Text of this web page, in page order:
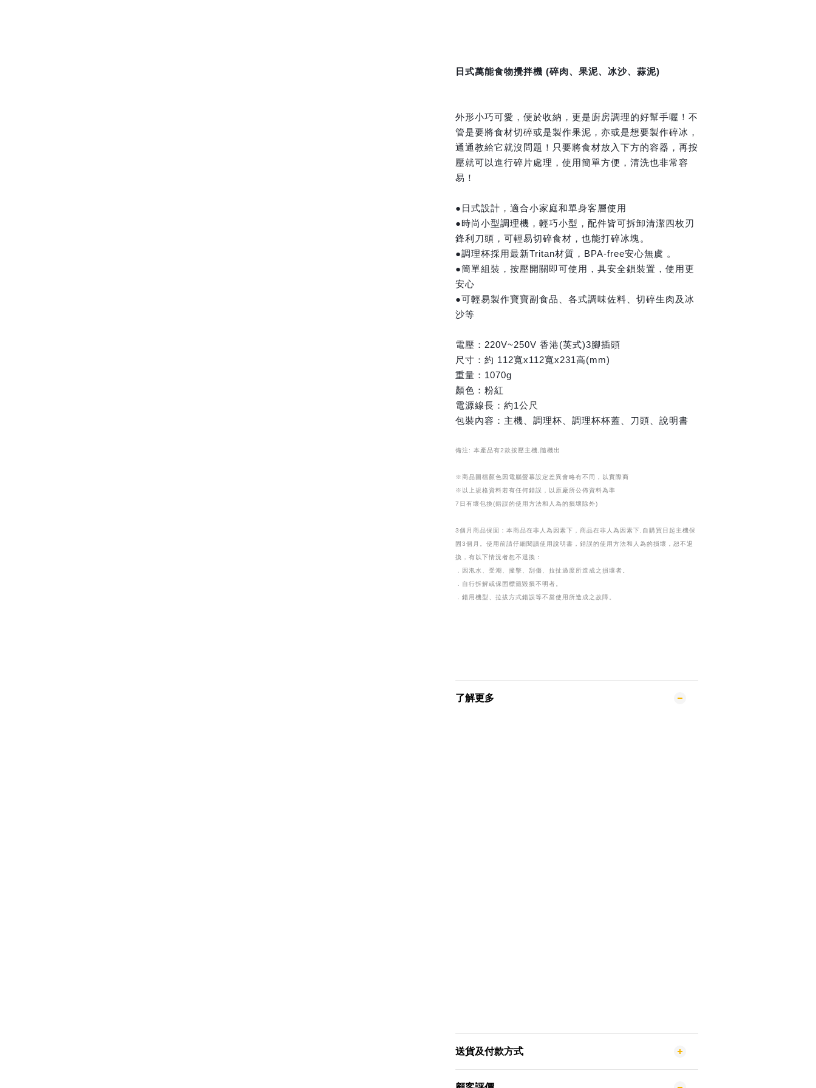
日式萬能食物攪拌機 (碎肉、果泥、冰沙、蒜泥)
外形小巧可愛，便於收納，更是廚房調理的好幫手喔！不
管是要將食材切碎或是製作果泥，亦或是想要製作碎冰，
通通教給它就沒問題！只要將食材放入下方的容器，再按
壓就可以進行碎片處理，使用簡單方便，清洗也非常容
易！
●日式設計，適合小家庭和單身客層使用
●時尚小型調理機，輕巧小型，配件皆可拆卸清潔四枚刃
鋒利刀頭，可輕易切碎食材，也能打碎冰塊。
●調理杯採用最新Tritan材質，BPA-free安心無虞 。
●簡單組裝，按壓開關即可使用，具安全鎖裝置，使用更
安心
●可輕易製作寶寶副食品、各式調味佐料、切碎生肉及冰
沙等
電壓：220V~250V 香港(英式)3腳插頭
尺寸：約 112寬x112寬x231高(mm)
重量：1070g
顏色：粉紅
電源線長：約1公尺
包裝內容：主機、調理杯、調理杯杯蓋、刀頭、說明書
備注: 本產品有2款按壓主機,隨機出
※商品圖檔顏色因電腦螢幕設定差異會略有不同，以實際商
※以上規格資料若有任何錯誤，以原廠所公佈資料為準
7日有壞包換(錯誤的使用方法和人為的損壞除外)
3個月商品保固：本商品在非人為因素下，商品在非人為因素下,自購買日起主機保
固3個月。使用前請仔細閱讀使用說明書，錯誤的使用方法和人為的損壞，恕不退
換，有以下情況者恕不退換：
．因泡水、受潮、撞擊、刮傷、拉扯過度所造成之損壞者。
．自行拆解或保固標籤毀損不明者。
．錯用機型、拉拔方式錯誤等不當使用所造成之故障。
了解更多
送貨及付款方式